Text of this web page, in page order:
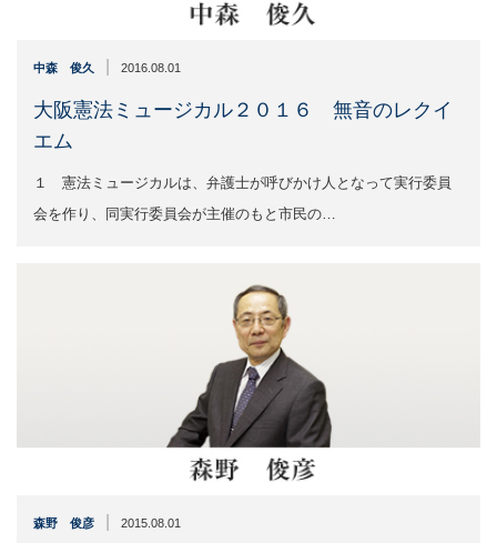
中森 俊久 2016.08.01
大阪憲法ミュージカル２０１６ 無音のレクイ
エム
１ 憲法ミュージカルは、弁護士が呼びかけ人となって実行委員
会を作り、同実行委員会が主催のもと市民の…
森野 俊彦 2015.08.01